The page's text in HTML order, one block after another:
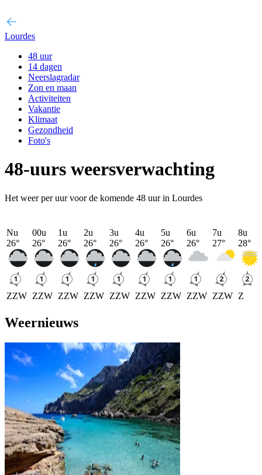
Lourdes
48 uur
14 dagen
Neerslagradar
Zon en maan
Activiteiten
Vakantie
Klimaat
Gezondheid
Foto's
48-uurs weersverwachting
Het weer per uur voor de komende 48 uur in Lourdes
Nu
26°
ZZW
00u
26°
ZZW
1u
26°
ZZW
2u
26°
ZZW
3u
26°
ZZW
4u
26°
ZZW
5u
26°
ZZW
6u
26°
ZZW
7u
27°
ZZW
8u
28°
Z
Weernieuws